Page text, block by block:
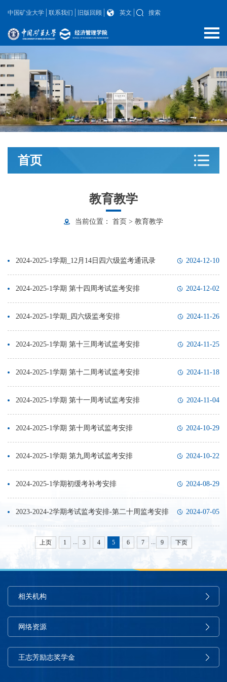
中国矿业大学 联系我们 旧版回顾 英文 搜索
首页
教育教学
当前位置： 首页 > 教育教学
2024-2025-1学期_12月14日四六级监考通讯录 2024-12-10
2024-2025-1学期 第十四周考试监考安排 2024-12-02
2024-2025-1学期_四六级监考安排 2024-11-26
2024-2025-1学期 第十三周考试监考安排 2024-11-25
2024-2025-1学期 第十二周考试监考安排 2024-11-18
2024-2025-1学期 第十一周考试监考安排 2024-11-04
2024-2025-1学期 第十周考试监考安排 2024-10-29
2024-2025-1学期 第九周考试监考安排 2024-10-22
2024-2025-1学期初缓考补考安排 2024-08-29
2023-2024-2学期考试监考安排-第二十周监考安排 2024-07-05
上页 1 ... 3 4 5 6 7 ... 9 下页
相关机构
网络资源
王志芳励志奖学金